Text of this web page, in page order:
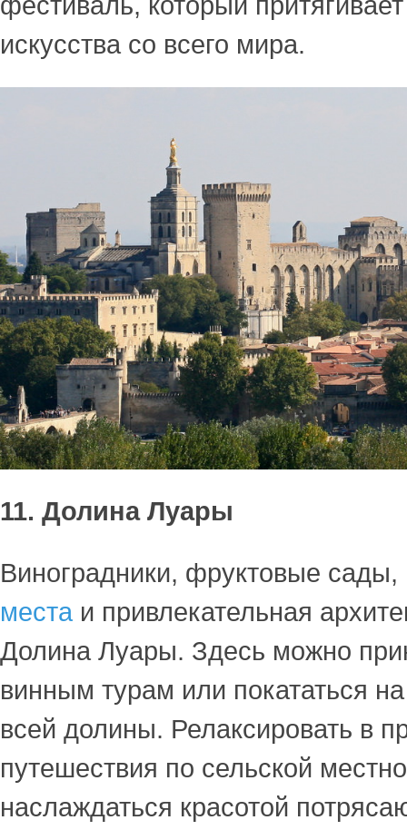
искусства со всего мира.
11. Долина Луары
Виноградники, фруктовые сады,
места и привлекательная
Долина Луары. Здесь можно
винным турам или покататься
всей долины. Релаксировать в
путешествия по сельской
наслаждаться красотой